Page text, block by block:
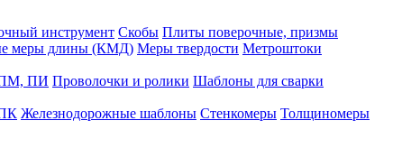
инструмент Скобы Плиты поверочные, призмы
меры длины (КМД) Меры твердости Метроштоки
ПМ, ПИ Проволочки и ролики Шаблоны для сварки
Железнодорожные шаблоны Стенкомеры Толщиномеры